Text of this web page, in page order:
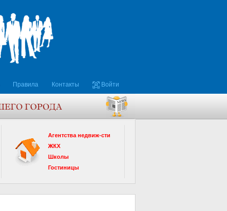
Правила Контакты Войти
Агентства недвиж-сти
ЖКХ
Школы
Гостиницы